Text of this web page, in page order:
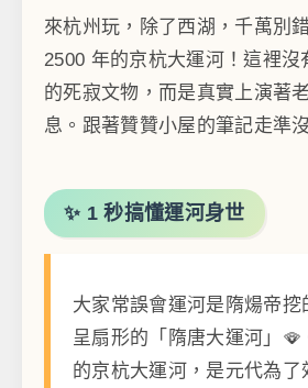
來杭州玩，除了西湖，千萬別
2500 年的京杭大運河！這裡沒
的死寂文物，而是真實上演著
息。跟著贊贊小屋的筆記走準
✨ 1 秒搞懂運河身世
大家常誤會運河是隋煬帝挖
呈扇形的「隋唐大運河」🪭
的京杭大運河，是元代為了